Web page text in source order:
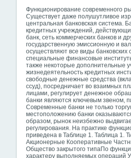
Функционирование современного
Существует даже полушутливое
центральная банковская система.
кредитных учреждений,
банк, сеть коммерческих банков и
государственную эмиссионную и
осуществляют все виды
специальные финансовые
также некоторые дополнительные
жизнедеятельность кредитных
свободные денежные средства
ссуд), посредничает во взаимных
лицами, регулирует денежное
банки являются ключевым звеном,
Современные банки не только
местоположению банки
образом, рынок неизбежно
регулирования. На практике
приведена в Таблице 1. Таблица 1.
Акционерные Кооперативные
Общество закрытого типаПо
характеру выполняемых операций